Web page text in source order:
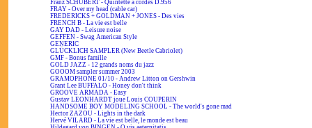
Franz SCHUBERT - Quintette à cordes D.956
FRAY - Over my head (cable car)
FREDERICKS + GOLDMAN + JONES - Des vies
FRENCH B - La vie est belle
GAY DAD - Leisure noise
GEFFEN - Swag American Style
GENERIC
GLÜCKLICH SAMPLER (New Beetle Cabriolet)
GMF - Bonus famille
GOLD JAZZ - 12 grands noms du jazz
GOOOM sampler summer 2003
GRAMOPHONE 01/10 - Andrew Litton on Gershwin
Grant Lee BUFFALO - Honey don't think
GROOVE ARMADA - Easy
Gustav LEONHARDT joue Louis COUPERIN
HANDSOME BOY MODELING SCHOOL - The world's gone mad
Hector ZAZOU - Lights in the dark
Hervé VILARD - La vie est belle, le monde est beau